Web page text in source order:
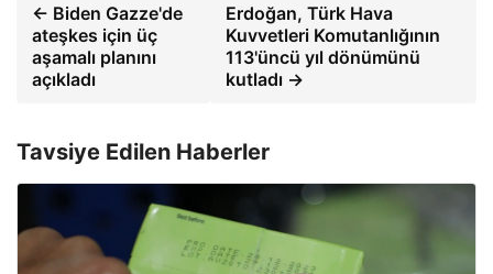
← Biden Gazze'de
ateşkes için üç
aşamalı planını
açıkladı
Erdoğan, Türk Hava
Kuvvetleri Komutanlığının
113'üncü yıl dönümünü
kutladı →
Tavsiye Edilen Haberler